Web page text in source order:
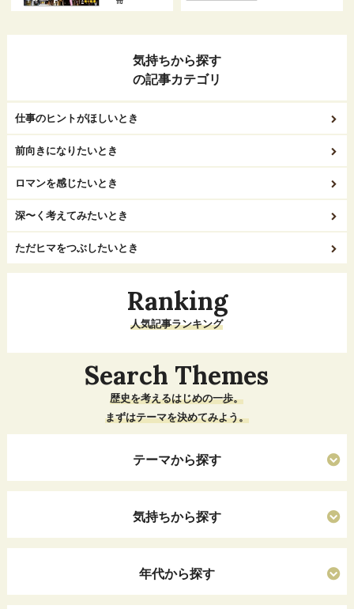
気持ちから探す
の記事カテゴリ
仕事のヒントがほしいとき
前向きになりたいとき
ロマンを感じたいとき
深〜く考えてみたいとき
ただヒマをつぶしたいとき
Ranking
人気記事ランキング
Search Themes
歴史を考えるはじめの一歩。
まずはテーマを決めてみよう。
テーマから探す
気持ちから探す
年代から探す